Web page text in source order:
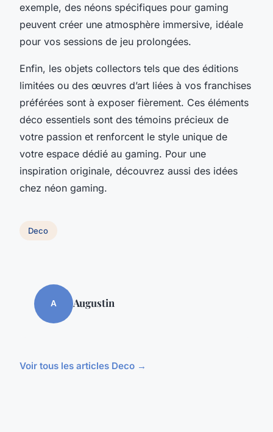
exemple, des néons spécifiques pour gaming
peuvent créer une atmosphère immersive, idéale
pour vos sessions de jeu prolongées.
Enfin, les objets collectors tels que des éditions
limitées ou des œuvres d’art liées à vos franchises
préférées sont à exposer fièrement. Ces éléments
déco essentiels sont des témoins précieux de
votre passion et renforcent le style unique de
votre espace dédié au gaming. Pour une
inspiration originale, découvrez aussi des idées
chez néon gaming.
Deco
A Augustin
Voir tous les articles Deco →